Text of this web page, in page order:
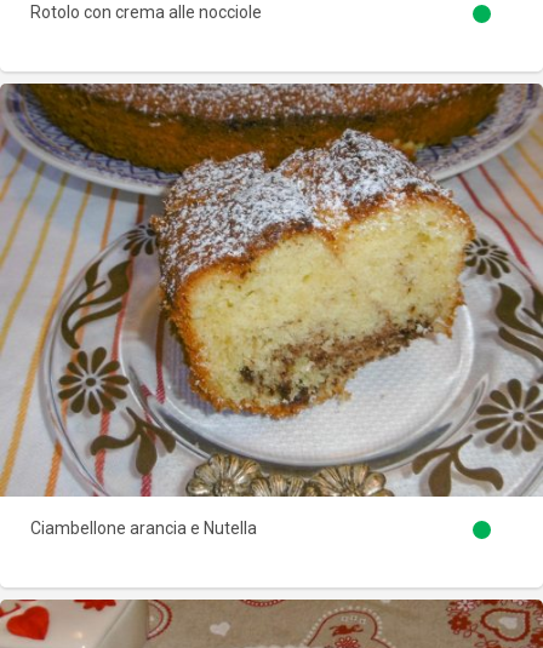
Rotolo con crema alle nocciole
Ciambellone arancia e Nutella